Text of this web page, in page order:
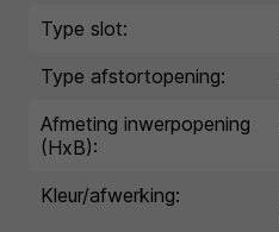
Type slot:
Type afstortopening:
Afmeting inwerpopening
(HxB):
Kleur/afwerking: